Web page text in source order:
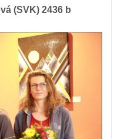
(SVK) 2436 b